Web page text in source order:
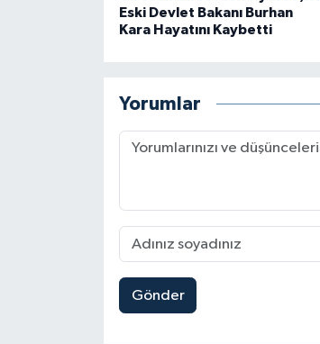
Eski Devlet Bakanı Burhan
Kara Hayatını Kaybetti
Yorumlar
Gönder